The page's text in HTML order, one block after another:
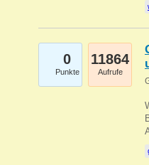
0
Punkte
11864
Aufrufe